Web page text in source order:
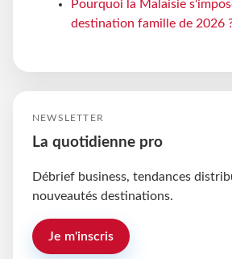
Pourquoi la Malaisie
destination famille de 2026
NEWSLETTER
La quotidienne pro
Débrief business, tendances
nouveautés destinations.
Je m'inscris